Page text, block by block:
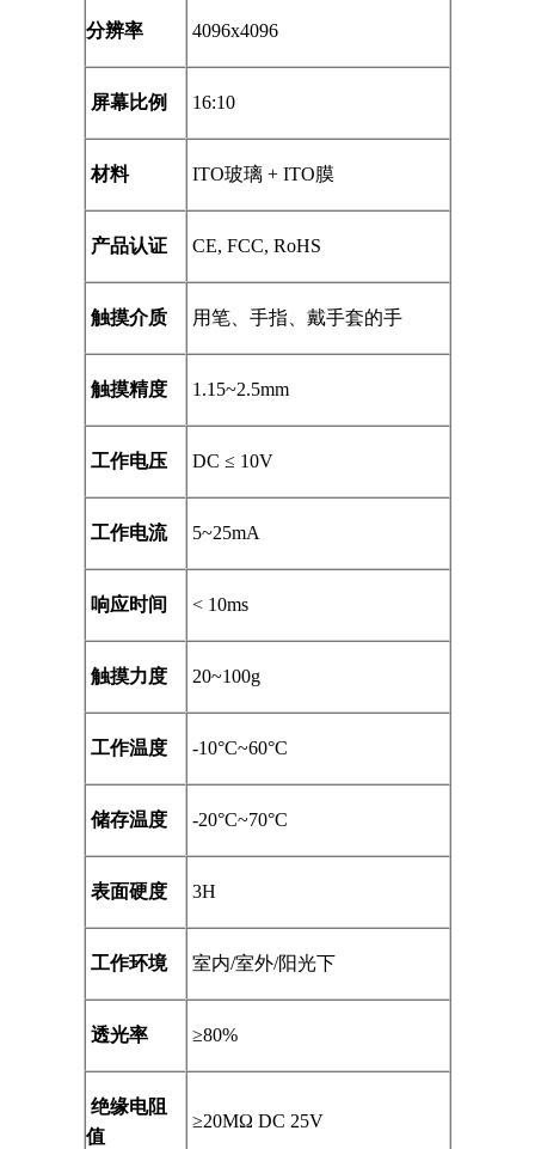
分辨率 4096x4096
屏幕比例 16:10
材料 ITO玻璃 + ITO膜
产品认证 CE, FCC, RoHS
触摸介质 用笔、手指、戴手套的手
触摸精度 1.15~2.5mm
工作电压 DC ≤ 10V
工作电流 5~25mA
响应时间 < 10ms
触摸力度 20~100g
工作温度 -10°C~60°C
储存温度 -20°C~70°C
表面硬度 3H
工作环境 室内/室外/阳光下
透光率 ≥80%
绝缘电阻
值
≥20MΩ DC 25V